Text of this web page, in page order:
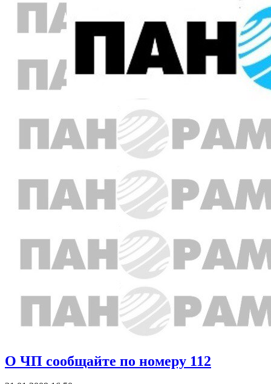
О ЧП сообщайте по номеру 112